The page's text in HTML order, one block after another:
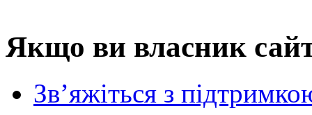
Якщо ви власник
Зв’яжіться з